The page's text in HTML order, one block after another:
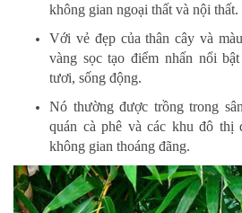
không gian ngoại thất và nội thất.
Với vẻ đẹp của thân cây và
vàng sọc tạo điểm nhấn nổi
tươi, sống động.
Nó thường được trồng trong
quán cà phê và các khu đô thị
không gian thoáng đãng.